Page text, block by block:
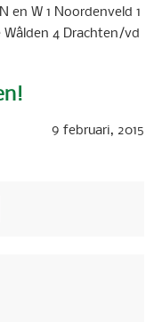
en W 1 Noordenveld 1
Wâlden 4 Drachten/vd
9 februari, 2015